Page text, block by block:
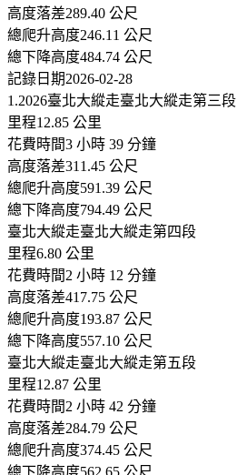
高度落差289.40 公尺
總爬升高度246.11 公尺
總下降高度484.74 公尺
記錄日期2026-02-28
1.2026臺北大縱走臺北大縱走第三段
里程12.85 公里
花費時間3 小時 39 分鐘
高度落差311.45 公尺
總爬升高度591.39 公尺
總下降高度794.49 公尺
臺北大縱走臺北大縱走第四段
里程6.80 公里
花費時間2 小時 12 分鐘
高度落差417.75 公尺
總爬升高度193.87 公尺
總下降高度557.10 公尺
臺北大縱走臺北大縱走第五段
里程12.87 公里
花費時間2 小時 42 分鐘
高度落差284.79 公尺
總爬升高度374.45 公尺
總下降高度562.65 公尺